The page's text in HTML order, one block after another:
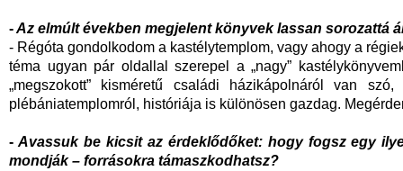
-Az elmúlt években megjelent könyvek lassan sorozattá
- Régóta gondolkodom a kastélytemplom, vagy ahogy a
téma ugyan pár oldallal szerepel a „nagy”
„megszokott” kisméretű családi házikápolnáról van
plébániatemplomról, históriája is különösen gazdag.
- Avassuk be kicsit az érdeklődőket: hogy fogsz egy
mondják – forrásokra támaszkodhatsz?